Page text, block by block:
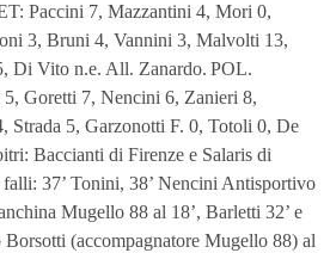
Paccini 7, Mazzantini 4, Mori 0,
3, Bruni 4, Vannini 3, Malvolti 13,
Di Vito n.e. All. Zanardo. POL.
Goretti 7, Nencini 6, Zanieri 8,
Strada 5, Garzonotti F. 0, Totoli 0, De
Baccianti di Firenze e Salaris di
37’ Tonini, 38’ Nencini Antisportivo
Mugello 88 al 18’, Barletti 32’ e
Borsotti (accompagnatore Mugello 88) al